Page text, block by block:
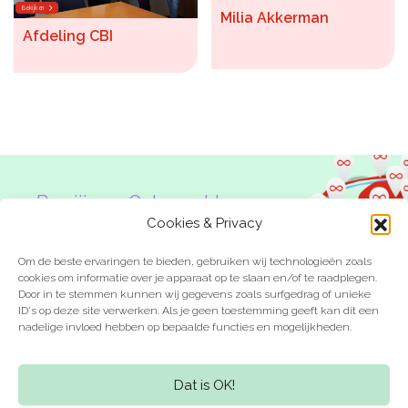
Cookies & Privacy
Om de beste ervaringen te bieden, gebruiken wij technologieën zoals
cookies om informatie over je apparaat op te slaan en/of te raadplegen.
Door in te stemmen kunnen wij gegevens zoals surfgedrag of unieke
ID's op deze site verwerken. Als je geen toestemming geeft kan dit een
nadelige invloed hebben op bepaalde functies en mogelijkheden.
Dat is OK!
Bekijken
Afdeling CBI
Milia Akkerman
Ben jij een Onbeperkte
Laat je inspireren